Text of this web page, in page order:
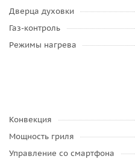
Дверца духовки
Газ-контроль
Режимы нагрева
Конвекция
Мощность гриля
Управление со смартфона